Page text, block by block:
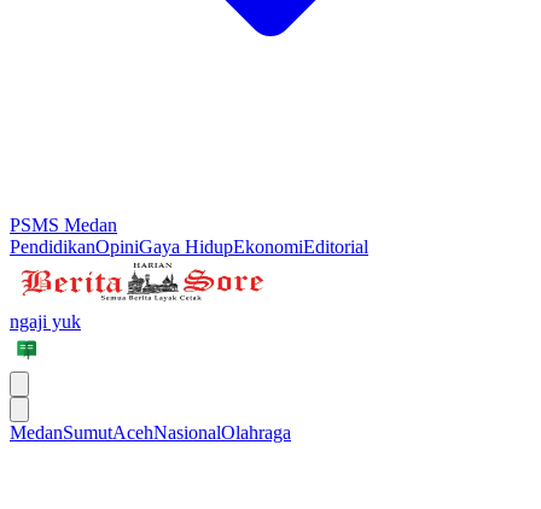
PSMS Medan
PendidikanOpiniGaya HidupEkonomiEditorial
ngaji yuk
MedanSumutAcehNasionalOlahraga